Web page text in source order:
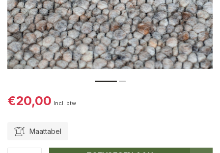
€20,00 Incl. btw
Maattabel